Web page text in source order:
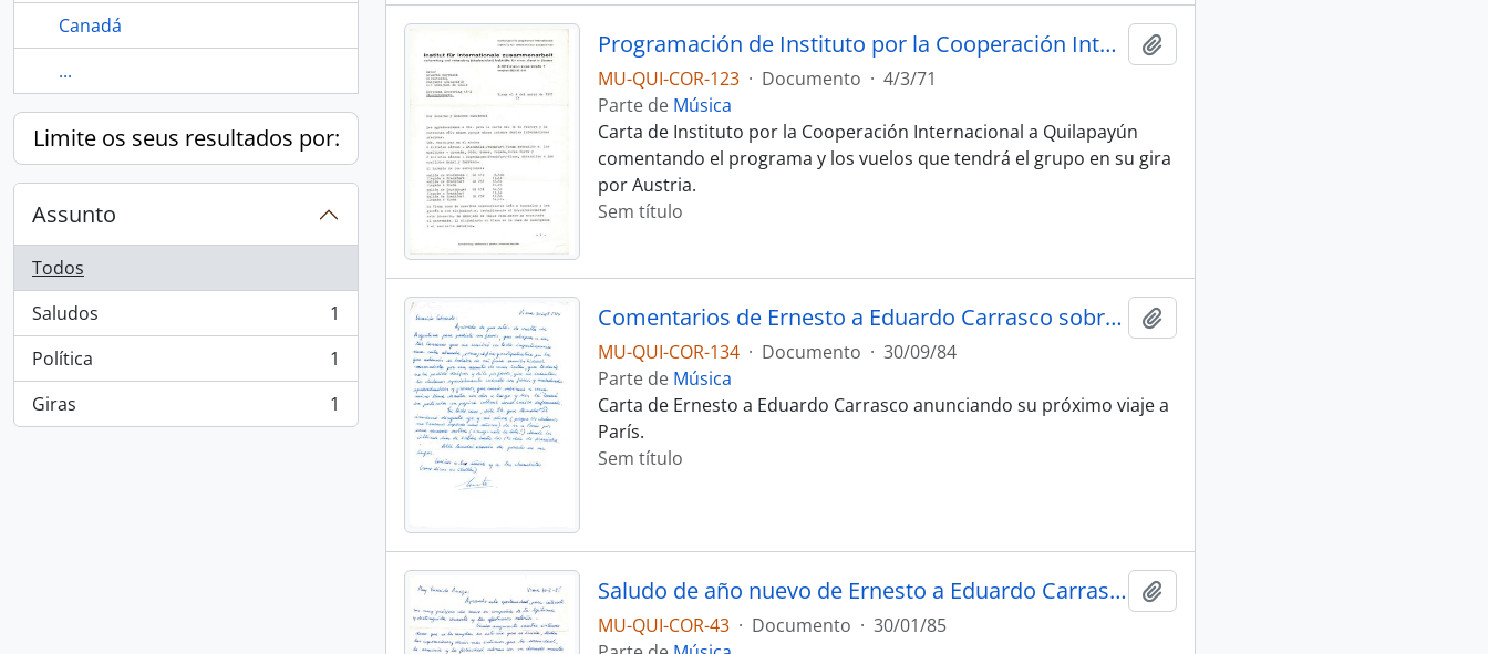
Canadá
...
Limite os seus resultados por:
Assunto
Todos
Saludos
, 1 resultados
1
Política
, 1 resultados
1
Giras
, 1 resultados 1
Programación de Instituto por la Cooperación Internacional para la gira de Quilapayún en Austria
MU-QUI-COR-123 · Documento · 4/3/71
Parte de Música
Carta de Instituto por la Cooperación Internacional a Quilapayún
comentando el programa y los vuelos que tendrá el grupo en su gira
por Austria.
Sem título
Comentarios de Ernesto a Eduardo Carrasco sobre viaje a París
MU-QUI-COR-134 · Documento · 30/09/84
Parte de Música
Carta de Ernesto a Eduardo Carrasco anunciando su próximo viaje a
París.
Sem título
Saludo de año nuevo de Ernesto a Eduardo Carrasco y familia
MU-QUI-COR-43 · Documento · 30/01/85